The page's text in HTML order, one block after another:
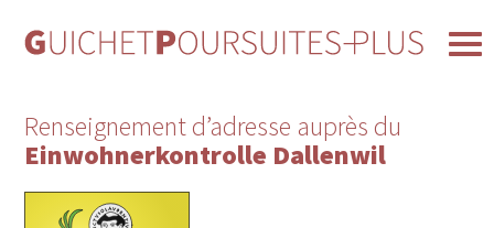
Renseignement d’adresse auprès du
Einwohnerkontrolle Dallenwil